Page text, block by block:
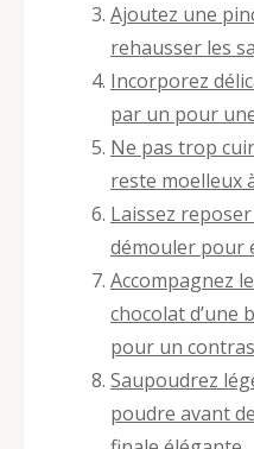
Ajoutez une
rehausser les
Incorporez
par un pour
Ne pas trop
reste moelleux
Laissez
démouler pour
Accompagnez
chocolat d’une
pour un
Saupoudrez
poudre avant